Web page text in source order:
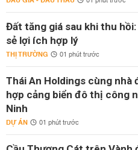
Đất tăng giá sau khi thu
sẻ lợi ích hợp lý
THỊ TRƯỜNG 01 phút trước
Thái An Holdings cùng nhà
hợp cảng biển đô thị công
Ninh
DỰ ÁN 01 phút trước